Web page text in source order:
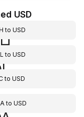
USD
toUSD
toUSD
toUSD
toUSD